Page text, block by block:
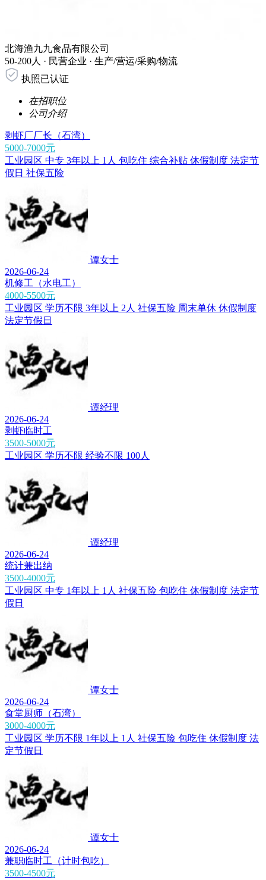
北海渔九九食品有限公司
50-200人 · 民营企业 · 生产/营运/采购/物流
执照已认证
在招职位
公司介绍
剥虾厂厂长（石湾）
5000-7000元
工业园区 中专 3年以上 1人 包吃住 综合补贴 休假制度 法定节
假日 社保五险
谭女士
2026-06-24
机修工（水电工）
4000-5500元
工业园区 学历不限 3年以上 2人 社保五险 周末单休 休假制度
法定节假日
谭经理
2026-06-24
剥虾临时工
3500-5000元
工业园区 学历不限 经验不限 100人
谭经理
2026-06-24
统计兼出纳
3500-4000元
工业园区 中专 1年以上 1人 社保五险 包吃住 休假制度 法定节
假日
谭女士
2026-06-24
食堂厨师（石湾）
3000-4000元
工业园区 学历不限 1年以上 1人 社保五险 包吃住 休假制度 法
定节假日
谭女士
2026-06-24
兼职临时工（计时包吃）
3500-4500元